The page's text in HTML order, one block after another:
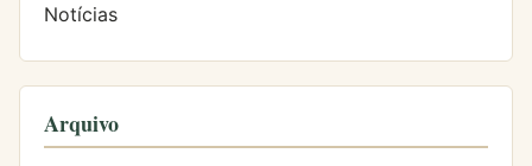
Notícias
Arquivo